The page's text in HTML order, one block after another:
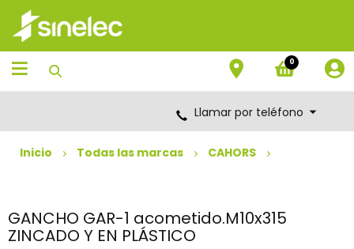
Saltar
contenido
Saltar
menú
de
navegación
0
Llamar por teléfono
Inicio Todas las marcas CAHORS
GANCHO GAR-1 acometido.M10x315
ZINCADO Y EN PLÁSTICO